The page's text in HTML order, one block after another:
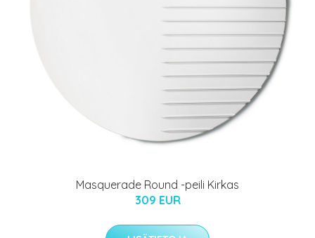
Masquerade Round -peili Kirkas
309 EUR